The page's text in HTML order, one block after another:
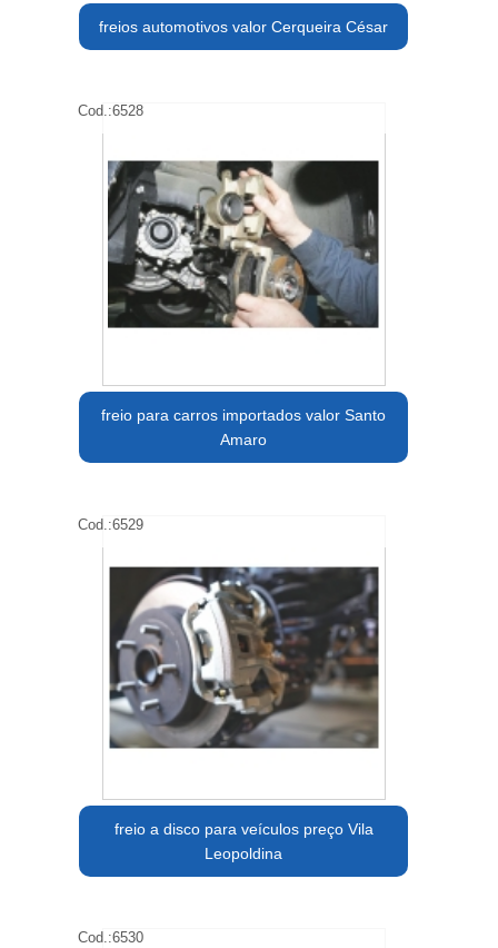
freios automotivos valor Cerqueira César
Cod.:6528
freio para carros importados valor Santo
Amaro
Cod.:6529
freio a disco para veículos preço Vila
Leopoldina
Cod.:6530